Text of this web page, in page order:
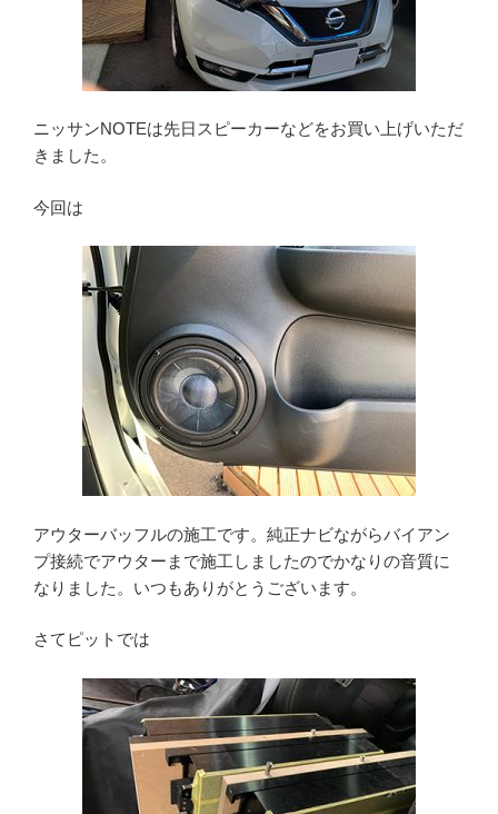
ニッサンNOTEは先日スピーカーなどをお買い上げいただ
きました。
今回は
アウターバッフルの施工です。純正ナビながらバイアン
プ接続でアウターまで施工しましたのでかなりの音質に
なりました。いつもありがとうございます。
さてピットでは